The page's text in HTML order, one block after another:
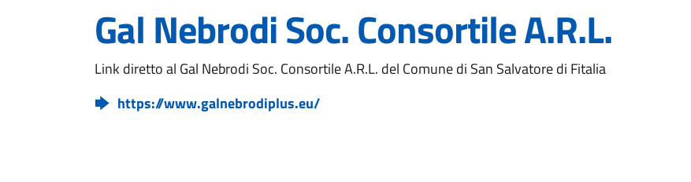
Gal Nebrodi Soc. Consortile A.R.L.
Link diretto al Gal Nebrodi Soc. Consortile A.R.L. del Comune di San Salvatore di Fitalia
https://www.galnebrodiplus.eu/